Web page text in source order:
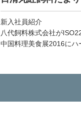
新入社員紹介
八代飼料株式会社が
中国料理美食展2016にハ